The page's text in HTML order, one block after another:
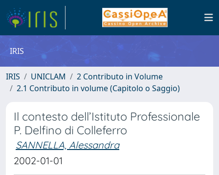
IRIS
IRIS UNICLAM
2 Contributo in Volume
2.1 Contributo in volume (Capitolo o Saggio)
Il contesto dell’Istituto Professionale
P. Delfino di Colleferro
SANNELLA, Alessandra
2002-01-01